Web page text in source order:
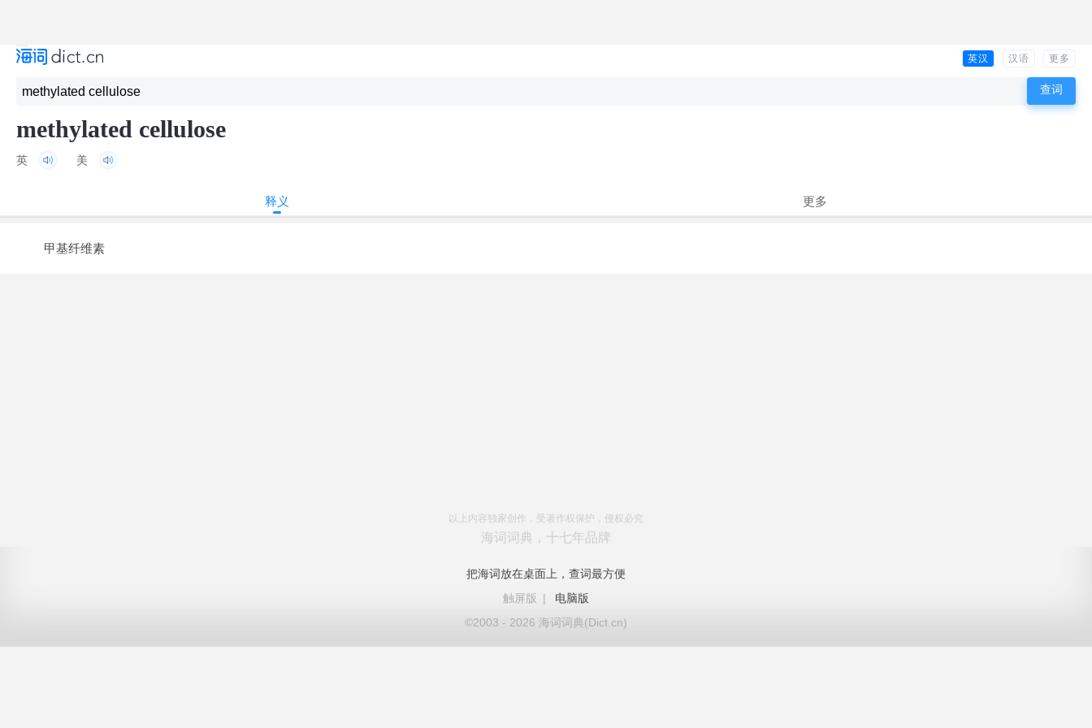
英汉 汉语 更多
methylated cellulose
英 美
释义 更多
甲基纤维素
以上内容独家创作，受著作权保护，侵权必究
海词词典，十七年品牌
把海词放在桌面上，查词最方便
触屏版
|
电脑版
©2003 - 2026 海词词典(Dict.cn)